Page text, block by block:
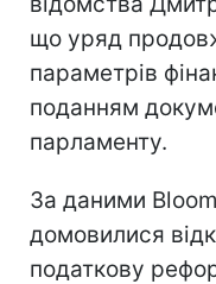
що уряд
параметрів
поданням
парламенту.
За даними
домовилися
податкову